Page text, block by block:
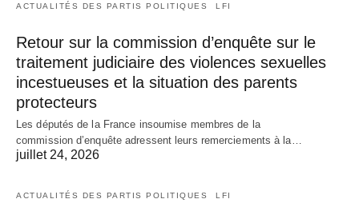
ACTUALITÉS DES PARTIS POLITIQUES LFI
Retour sur la commission d’enquête sur le
traitement judiciaire des violences sexuelles
incestueuses et la situation des parents
protecteurs
Les députés de la France insoumise membres de la
commission d’enquête adressent leurs remerciements à la…
juillet 24, 2026
ACTUALITÉS DES PARTIS POLITIQUES LFI